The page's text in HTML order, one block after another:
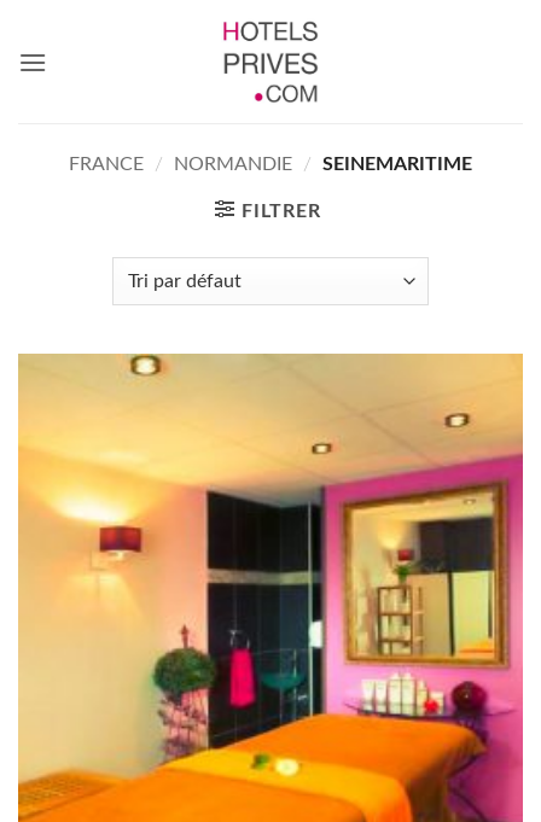
contenu
FRANCE / NORMANDIE / SEINEMARITIME
FILTRER